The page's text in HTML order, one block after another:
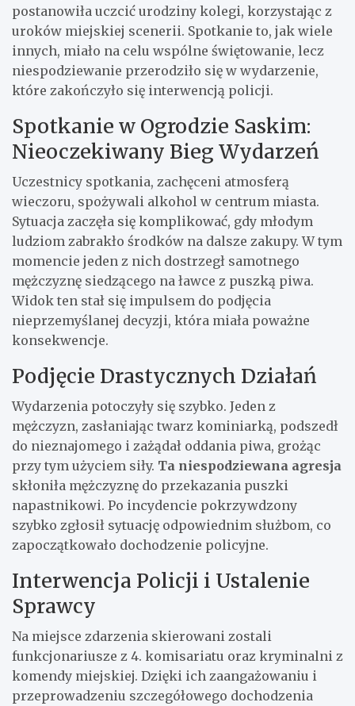
postanowiła uczcić urodziny kolegi, korzystając z
uroków miejskiej scenerii. Spotkanie to, jak wiele
innych, miało na celu wspólne świętowanie, lecz
niespodziewanie przerodziło się w wydarzenie,
które zakończyło się interwencją policji.
Spotkanie w Ogrodzie Saskim:
Nieoczekiwany Bieg Wydarzeń
Uczestnicy spotkania, zachęceni atmosferą
wieczoru, spożywali alkohol w centrum miasta.
Sytuacja zaczęła się komplikować, gdy młodym
ludziom zabrakło środków na dalsze zakupy. W tym
momencie jeden z nich dostrzegł samotnego
mężczyznę siedzącego na ławce z puszką piwa.
Widok ten stał się impulsem do podjęcia
nieprzemyślanej decyzji, która miała poważne
konsekwencje.
Podjęcie Drastycznych Działań
Wydarzenia potoczyły się szybko. Jeden z
mężczyzn, zasłaniając twarz kominiarką, podszedł
do nieznajomego i zażądał oddania piwa, grożąc
przy tym użyciem siły. Ta niespodziewana agresja
skłoniła mężczyznę do przekazania puszki
napastnikowi. Po incydencie pokrzywdzony
szybko zgłosił sytuację odpowiednim służbom, co
zapoczątkowało dochodzenie policyjne.
Interwencja Policji i Ustalenie
Sprawcy
Na miejsce zdarzenia skierowani zostali
funkcjonariusze z 4. komisariatu oraz kryminalni z
komendy miejskiej. Dzięki ich zaangażowaniu i
przeprowadzeniu szczegółowego dochodzenia